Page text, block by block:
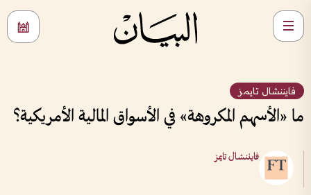
فايننشال تايمز
ما «الأسهم المكروهة» في الأسواق المالية الأمريكية؟
فايننشال تايمز